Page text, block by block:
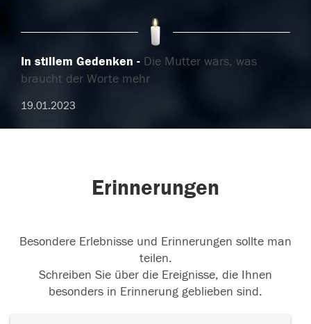
In stillem Gedenken
Die Mutter wars, was
braucht der Worte mehr
19.01.2023
Erinnerungen
Besondere Erlebnisse und Erinnerungen sollte man
teilen.
Schreiben Sie über die Ereignisse, die Ihnen
besonders in Erinnerung geblieben sind.